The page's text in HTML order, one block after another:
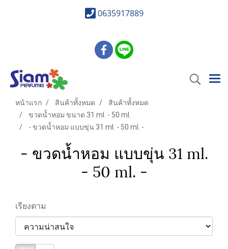
0635917889
หน้าแรก สินค้าทั้งหมด
สินค้าทั้งหมด
ขวดน้ำหอม ขนาด 31 ml. - 50 ml.
- ขวดน้ำหอม แบบขุ่น 31 ml. - 50 ml. -
- ขวดน้ำหอม แบบขุ่น 31 ml.
- 50 ml. -
เรียงตาม